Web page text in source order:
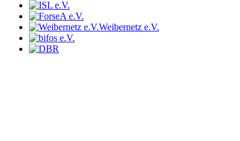
Weibernetz e.V.